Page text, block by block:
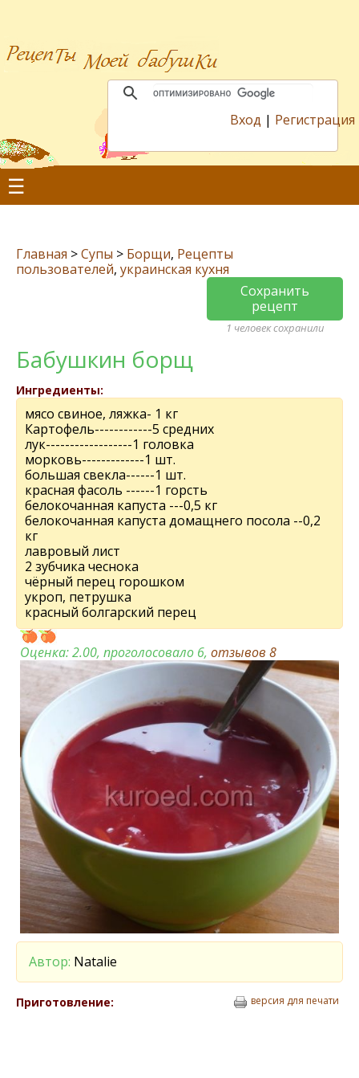
Вход | Регистрация
☰
Главная >Супы > Борщи, Рецепты
пользователей, украинская кухня
Сохранить
рецепт
1 человек сохранили
Бабушкин борщ
Ингредиенты:
мясо свиное, ляжка- 1 кг
Картофель------------5 средних
лук------------------1 головка
морковь-------------1 шт.
большая свекла------1 шт.
красная фасоль ------1 горсть
белокочанная капуста ---0,5 кг
белокочанная капуста домащнего посола --0,2
кг
лавровый лист
2 зубчика чеснока
чёрный перец горошком
укроп, петрушка
красный болгарский перец
Оценка:2.00, проголосовало 6, отзывов 8
Автор: Natalie
Приготовление: версия для печати